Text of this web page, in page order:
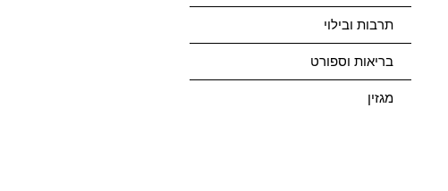
תרבות ובילוי
בריאות וספורט
מגזין